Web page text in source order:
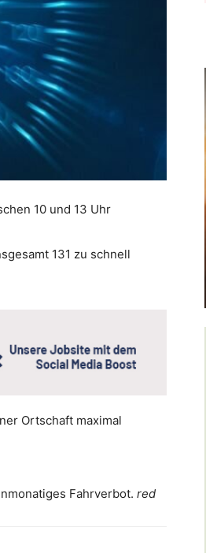
10 und 13 Uhr
131 zu schnell
Ortschaft maximal
Fahrverbot. red